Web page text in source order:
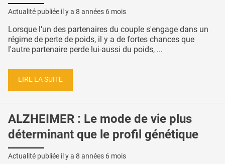
Actualité publiée il y a 8 années 6 mois
Lorsque l’un des partenaires du couple s'engage dans un
régime de perte de poids, il y a de fortes chances que
l'autre partenaire perde lui-aussi du poids, ...
LIRE LA SUITE
ALZHEIMER : Le mode de vie plus
déterminant que le profil génétique
Actualité publiée il y a 8 années 6 mois